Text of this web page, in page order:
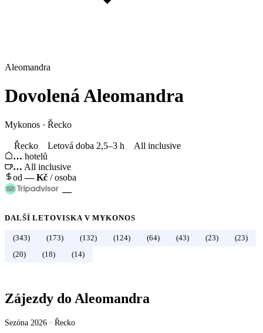
Aleomandra
DovolenáAleomandra
Mykonos · Řecko
Řecko Letová doba 2,5–3 h
All inclusive
… hotelů
… All inclusive
od—Kč / osoba
—
DALŠÍ LETOVISKA VMYKONOS
(343) (173) (132) (124) (64) (43) (23)
(23)
(20)
(18) (14)
Zájezdy do Aleomandra
Sezóna 2026 · Řecko